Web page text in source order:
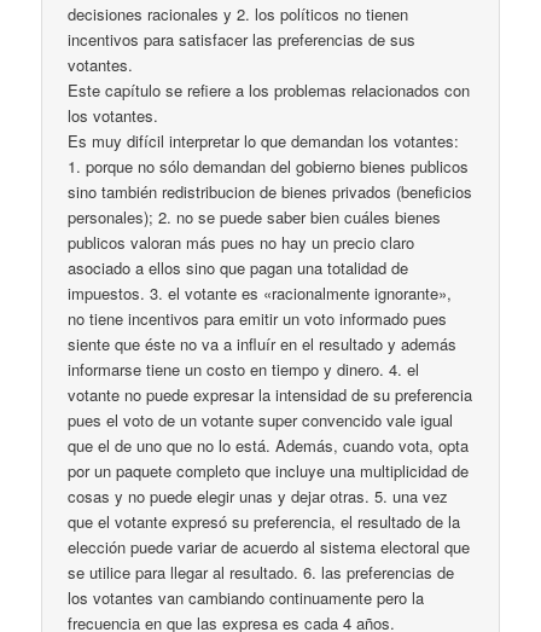
decisiones racionales y 2. los políticos no tienen
incentivos para satisfacer las preferencias de sus
votantes.
Este capítulo se refiere a los problemas relacionados con
los votantes.
Es muy difícil interpretar lo que demandan los votantes:
1. porque no sólo demandan del gobierno bienes publicos
sino también redistribucion de bienes privados (beneficios
personales); 2. no se puede saber bien cuáles bienes
publicos valoran más pues no hay un precio claro
asociado a ellos sino que pagan una totalidad de
impuestos. 3. el votante es «racionalmente ignorante»,
no tiene incentivos para emitir un voto informado pues
siente que éste no va a influír en el resultado y además
informarse tiene un costo en tiempo y dinero. 4. el
votante no puede expresar la intensidad de su preferencia
pues el voto de un votante super convencido vale igual
que el de uno que no lo está. Además, cuando vota, opta
por un paquete completo que incluye una multiplicidad de
cosas y no puede elegir unas y dejar otras. 5. una vez
que el votante expresó su preferencia, el resultado de la
elección puede variar de acuerdo al sistema electoral que
se utilice para llegar al resultado. 6. las preferencias de
los votantes van cambiando continuamente pero la
frecuencia en que las expresa es cada 4 años.